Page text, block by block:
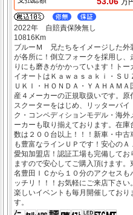
2022年 自賠責保険無し
10816Km
ブルーＭ 兄たちをイメージした外
が各所に！倒立フォークを採用し、
りにも磨きがかかっています！トー
イオートはＫａｗａｓａｋｉ・ＳＵ
ＵＫＩ・ＨＯＮＤＡ・ＹＡＨＡＭＡ
産４メーカーの正規取扱いです。原
スクーターをはじめ、リッターバイ
ク・コンペディションモデル・海外
ーカーも取り揃えております。在庫
数は２００台以上！！！新車・中古
も豊富なラインＵＰです！安心のＡ
愛知加盟店！認証工場も完備してお
ますので安心してご購入頂けます。
名豊田ＩＣから１０分のアクセスも
ッチリ！！！お気軽にご来店下さい
楽しいイベントも毎月開催しており
す。